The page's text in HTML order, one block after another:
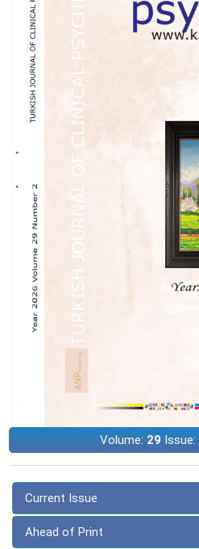
Volume: 29Issue:
Current Issue
Ahead of Print